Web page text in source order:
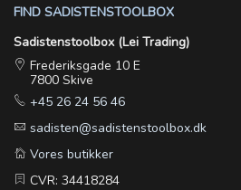
FIND SADISTENSTOOLBOX
Sadistenstoolbox (Lei Trading)
Frederiksgade 10 E
7800 Skive
+45 26 24 56 46
sadisten@sadistenstoolbox.dk
Vores butikker
CVR: 34418284